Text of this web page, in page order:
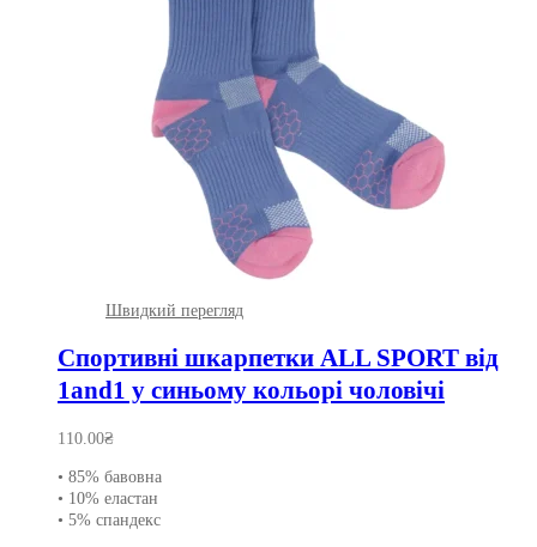
Швидкий перегляд
Спортивні шкарпетки ALL SPORT від
1and1 у синьому кольорі чоловічі
110.00₴
• 85% бавовна
• 10% еластан
• 5% спандекс